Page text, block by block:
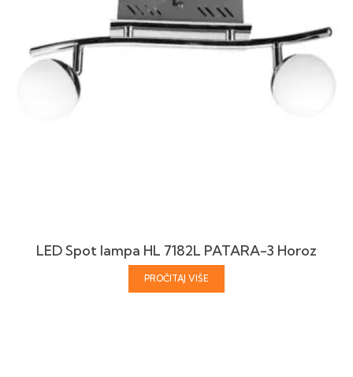
LED Spot lampa HL 7182L PATARA-3 Horoz
PROČITAJ VIŠE